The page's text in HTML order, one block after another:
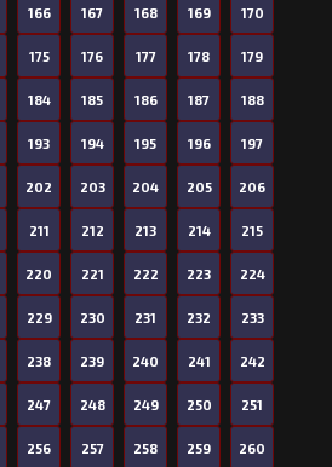
166 167 168 169 170
175 176 177 178 179
184 185 186 187 188
193 194 195 196 197
202 203 204 205 206
211 212 213 214 215
220 221 222 223 224
229 230 231 232 233
238 239 240 241 242
247 248 249 250 251
256 257 258 259 260